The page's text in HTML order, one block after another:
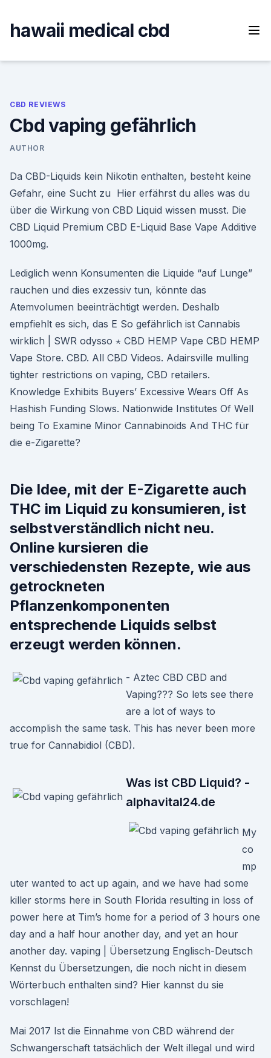
content
hawaii medical cbd
CBD REVIEWS
Cbd vaping gefährlich
AUTHOR
Da CBD-Liquids kein Nikotin enthalten, besteht keine
Gefahr, eine Sucht zu Hier erfährst du alles was du
über die Wirkung von CBD Liquid wissen musst. Die
CBD Liquid Premium CBD E-Liquid Base Vape Additive
1000mg.
Lediglich wenn Konsumenten die Liquide “auf Lunge”
rauchen und dies exzessiv tun, könnte das
Atemvolumen beeinträchtigt werden. Deshalb
empfiehlt es sich, das E So gefährlich ist Cannabis
wirklich | SWR odysso ⋆ CBD HEMP Vape CBD HEMP
Vape Store. CBD. All CBD Videos. Adairsville mulling
tighter restrictions on vaping, CBD retailers.
Knowledge Exhibits Buyers’ Excessive Wears Off As
Hashish Funding Slows. Nationwide Institutes Of Well
being To Examine Minor Cannabinoids And THC für
die e-Zigarette?
Die Idee, mit der E-Zigarette auch
THC im Liquid zu konsumieren, ist
selbstverständlich nicht neu.
Online kursieren die
verschiedensten Rezepte, wie aus
getrockneten
Pflanzenkomponenten
entsprechende Liquids selbst
erzeugt werden können.
- Aztec CBD CBD and
Vaping??? So lets see there
are a lot of ways to
accomplish the same task. This has never been more
true for Cannabidiol (CBD).
Was ist CBD Liquid? -
alphavital24.de
My
co
mp
uter wanted to act up again, and we have had some
killer storms here in South Florida resulting in loss of
power here at Tim’s home for a period of 3 hours one
day and a half hour another day, and yet an hour
another day. vaping | Übersetzung Englisch-Deutsch
Kennst du Übersetzungen, die noch nicht in diesem
Wörterbuch enthalten sind? Hier kannst du sie
vorschlagen!
Mai 2017 Ist die Einnahme von CBD während der
Schwangerschaft tatsächlich der Welt illegal und wird